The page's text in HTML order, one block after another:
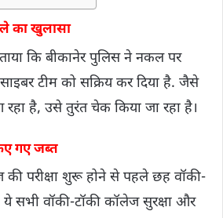
का खुलासा
कि बीकानेर पुलिस ने नकल पर
टीम को सक्रिय कर दिया है. जैसे
है, उसे तुरंत चेक किया जा रहा है।
गए जब्त
की परीक्षा शुरू होने से पहले छह वॉकी-
सभी वॉकी-टॉकी कॉलेज सुरक्षा और